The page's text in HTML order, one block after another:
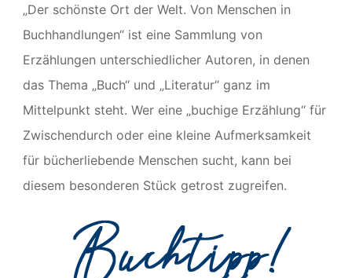
„Der schönste Ort der Welt. Von Menschen in
Buchhandlungen“ ist eine Sammlung von
Erzählungen unterschiedlicher Autoren, in denen
das Thema „Buch“ und „Literatur“ ganz im
Mittelpunkt steht. Wer eine „buchige Erzählung“ für
Zwischendurch oder eine kleine Aufmerksamkeit
für bücherliebende Menschen sucht, kann bei
diesem besonderen Stück getrost zugreifen.